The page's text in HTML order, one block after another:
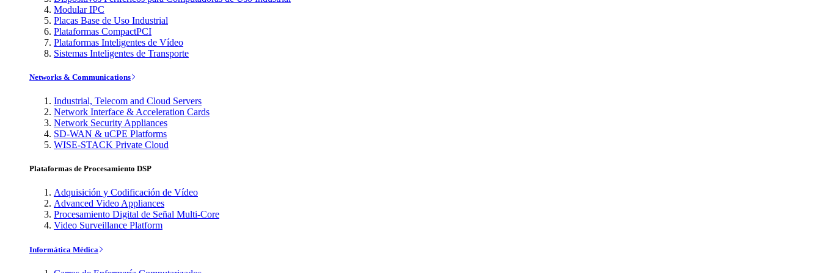
Modular IPC
Placas Base de Uso Industrial
Plataformas CompactPCI
Plataformas Inteligentes de Vídeo
Sistemas Inteligentes de Transporte
Networks & Communications
Industrial, Telecom and Cloud Servers
Network Interface & Acceleration Cards
Network Security Appliances
SD-WAN & uCPE Platforms
WISE-STACK Private Cloud
Plataformas de Procesamiento DSP
Adquisición y Codificación de Vídeo
Advanced Video Appliances
Procesamiento Digital de Señal Multi-Core
Video Surveillance Platform
Informática Médica